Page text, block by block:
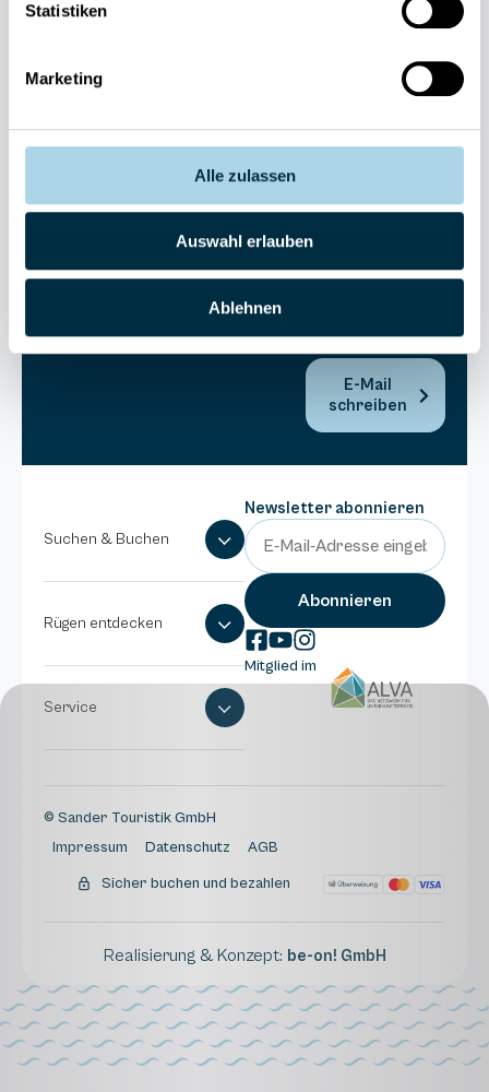
Statistiken
Marketing
Alle zulassen
Auswahl erlauben
Ablehnen
Fragen und Wünsche?
038393-
Anlage
Sterne
E-Mail
schreiben
Suchen & Buchen
Rügen entdecken
Service
Newsletter abonnieren
Mitglied im
© Sander Touristik GmbH
Impressum
Datenschutz AGB
Sicher buchen und bezahlen
Realisierung & Konzept: be-on! GmbH